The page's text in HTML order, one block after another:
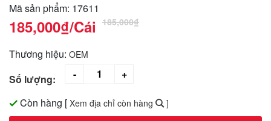
Mã sản phẩm: 17611
185,000₫/Cái 185,000₫
Thương hiệu: OEM
Số lượng:
Còn hàng [ Xem địa chỉ còn hàng ]